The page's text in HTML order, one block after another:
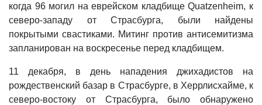
когда 96 могил на еврейском кладбище Quatzenheim, к
северо-западу от Страсбурга, были найдены
покрытыми свастиками. Митинг против антисемитизма
запланирован на воскресенье перед кладбищем.
11 декабря, в день нападения джихадистов на
рождественский базар в Страсбурге, в Херрлисхайме, к
северо-востоку от Страсбурга, было обнаружено